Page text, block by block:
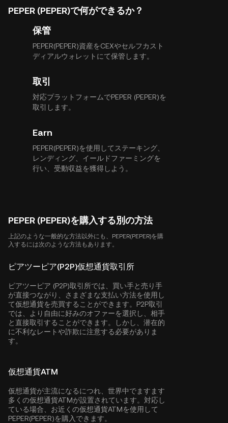
PEPER (PEPER)で何ができるか？
保管
PEPER(PEPER)資産をCEXやセルフカスト
ディアルウォレットにて保管します。
取引
対応プラットフォームでPEPER (PEPER)を
取引します。
Earn
PEPER(PEPER)を使用してステーキング、
レンディング、イールドファーミングを
行い、受動収益を獲得しよう。
PEPER (PEPER)を購入する別の方法
上記のような一般的な方法以外にも、PEPER(PEPER)を購
入するには次のような方法もあります。
ピアツーピア(P2P)仮想通貨取引所
ピアツーピア (P2P)取引所では、買い手と売り手
が直接つながり、さまざまな支払い方法を使用し
て仮想通貨を売買することができます。P2P取引
では、より自由に好みのオファーを選択し、相手
と直接取引することができます。しかし、潜在的
に不利なレートや詐欺に注意する必要がありま
す。
仮想通貨ATM
仮想通貨が主流になるにつれ、世界中でますます
多くの仮想通貨ATMが設置されています。対応し
ている場合、お近くの仮想通貨ATMを使用して
PEPER(PEPER)を購入できます。